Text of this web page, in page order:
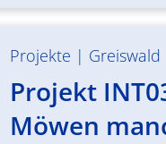
Projekte | Greiswald
Projekt
Möwen